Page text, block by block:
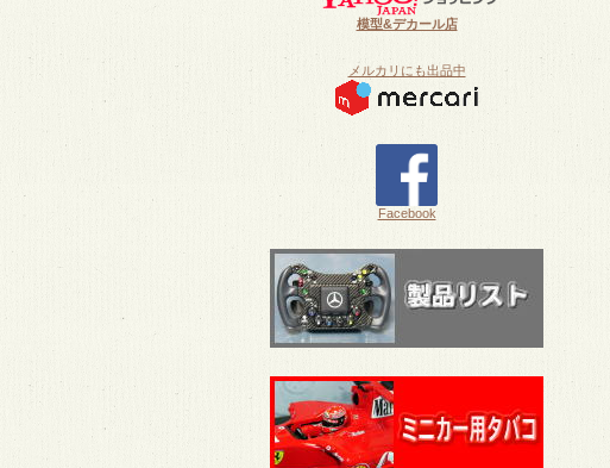
模型&デカール店
メルカリにも出品中
Facebook